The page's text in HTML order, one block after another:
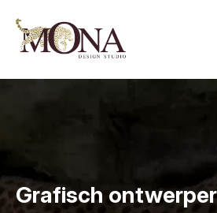
Grafisch